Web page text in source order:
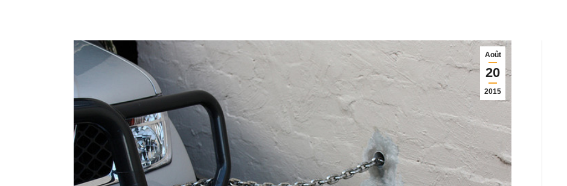
Août
20
2015